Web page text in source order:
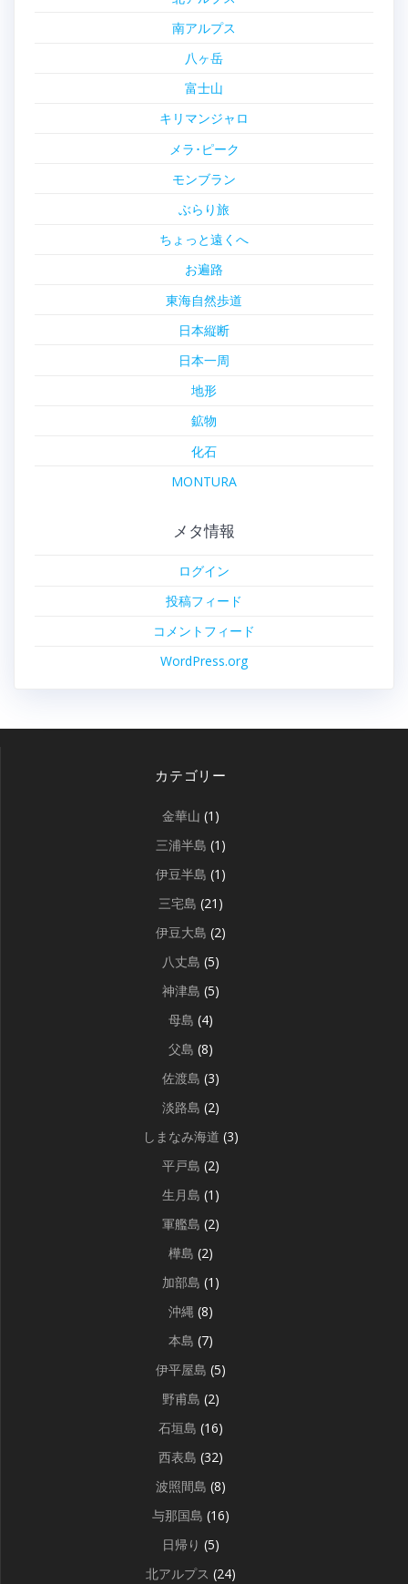
南アルプス
八ヶ岳
富士山
キリマンジャロ
メラ･ピーク
モンブラン
ぶらり旅
ちょっと遠くへ
お遍路
東海自然歩道
日本縦断
日本一周
地形
鉱物
化石
MONTURA
メタ情報
ログイン
投稿フィード
コメントフィード
WordPress.org
カテゴリー
金華山 (1)
三浦半島 (1)
伊豆半島 (1)
三宅島 (21)
伊豆大島 (2)
八丈島 (5)
神津島 (5)
母島 (4)
父島 (8)
佐渡島 (3)
淡路島 (2)
しまなみ海道 (3)
平戸島 (2)
生月島 (1)
軍艦島 (2)
樺島 (2)
加部島 (1)
沖縄 (8)
本島 (7)
伊平屋島 (5)
野甫島 (2)
石垣島 (16)
西表島 (32)
波照間島 (8)
与那国島 (16)
日帰り (5)
北アルプス (24)